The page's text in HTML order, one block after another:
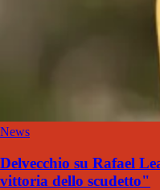
News
Delvecchio su Rafael
vittoria dello scudetto"